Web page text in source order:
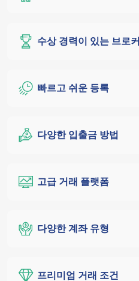
수상 경력이 있는 브로커
빠르고 쉬운 등록
다양한 입출금 방법
고급 거래 플랫폼
다양한 계좌 유형
프리미엄 거래 조건